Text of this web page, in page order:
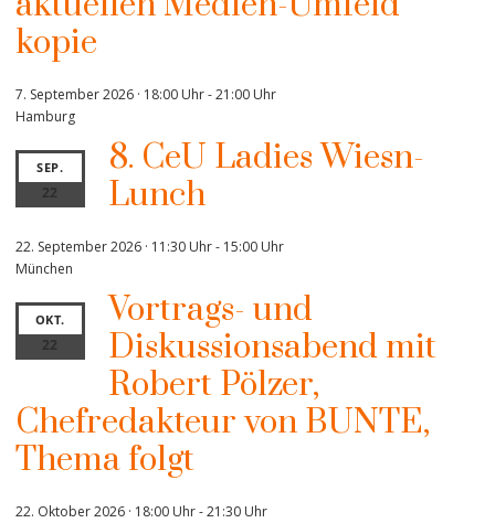
kopie
7. September 2026 · 18:00 Uhr-21:00 Uhr
Hamburg
SEP.
22
8. CeU Ladies Wiesn-
Lunch
22. September 2026 · 11:30 Uhr- 15:00 Uhr
München
OKT.
22
Vortrags- und
Diskussionsabend mit
Robert Pölzer,
Chefredakteur von BUNTE,
Thema folgt
22. Oktober 2026 · 18:00 Uhr-21:30 Uhr